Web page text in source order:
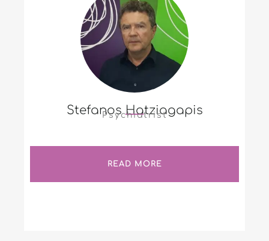
Stefanos Hatziagapis
Psychiatrist
READ MORE